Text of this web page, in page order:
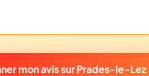
mon avis sur Prades-le-Lez